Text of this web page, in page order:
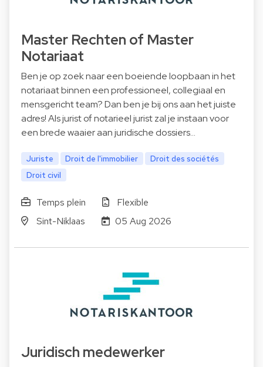
Master Rechten of Master
Notariaat
Ben je op zoek naar een boeiende loopbaan in het
notariaat binnen een professioneel, collegiaal en
mensgericht team? Dan ben je bij ons aan het juiste
adres! Als jurist of notarieel jurist zal je instaan voor
een brede waaier aan juridische dossiers…
Juriste Droit de l'immobilier
Droit des sociétés
Droit civil
Temps plein
Flexible
Sint-Niklaas
05 Aug 2026
Juridisch medewerker